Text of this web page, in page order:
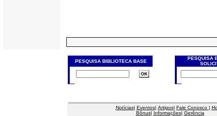
PESQUISA BIBLIOTECA BASE
PESQUISA
Notícias| Eventos| Artigos| Fale Conosco |
Bônus| Informações| Gerência